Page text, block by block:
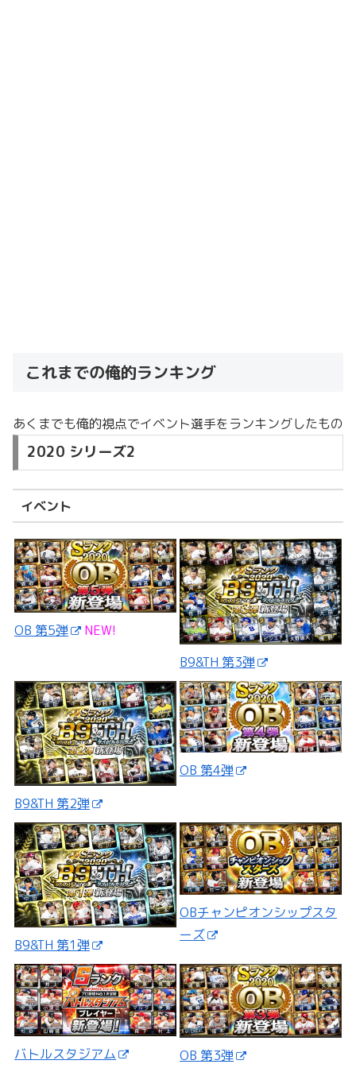
これまでの俺的ランキング
あくまでも俺的視点でイベント選手をランキングしたもの
2020 シリーズ2
イベント
OB 第5弾
NEW!
B9&TH 第3弾
B9&TH 第2弾
OB 第4弾
B9&TH 第1弾
OBチャンピオンシップスタ
ーズ
バトルスタジアム OB 第3弾